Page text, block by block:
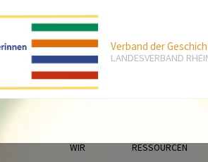
Verband der
LANDESVERBAND
WIR RESSOURCEN